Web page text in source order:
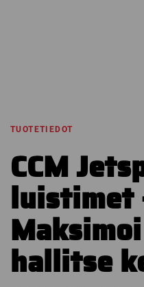
TUOTETIEDOT
CCM
luistimet
hallitse